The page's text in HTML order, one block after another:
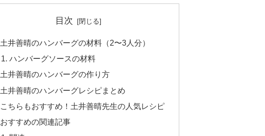
目次
土井善晴のハンバーグの材料（2〜3人分）
ハンバーグソースの材料
土井善晴のハンバーグの作り方
土井善晴のハンバーグレシピまとめ
こちらもおすすめ！土井善晴先生の人気レシピ
おすすめの関連記事